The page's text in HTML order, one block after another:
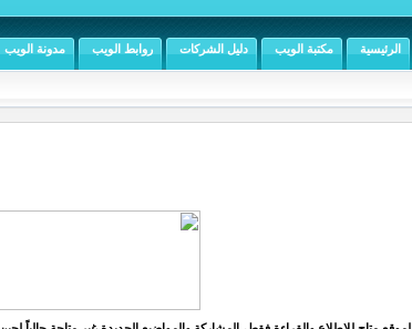
الرئيسية مكتبة الويب دليل الشركات روابط الويب مدونة الويب